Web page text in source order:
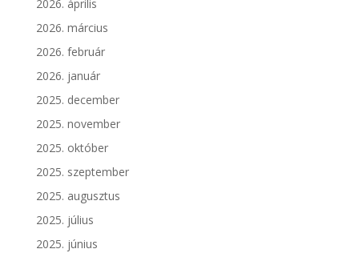
2026. április
2026. március
2026. február
2026. január
2025. december
2025. november
2025. október
2025. szeptember
2025. augusztus
2025. július
2025. június